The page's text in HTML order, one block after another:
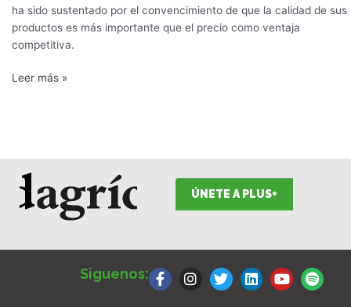
ha sido sustentado por el convencimiento de que la calidad de sus
productos es más importante que el precio como ventaja
competitiva.
Leer más »
ÚNETE A PLUS+
Siguenos:
a
c
n
s
w
i
i
n
o
u
p
o